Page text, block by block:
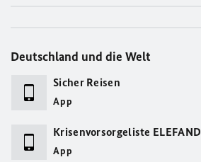
Deutschland und die Welt
Sicher Reisen
App
Krisenvorsorgeliste ELEFAND
App